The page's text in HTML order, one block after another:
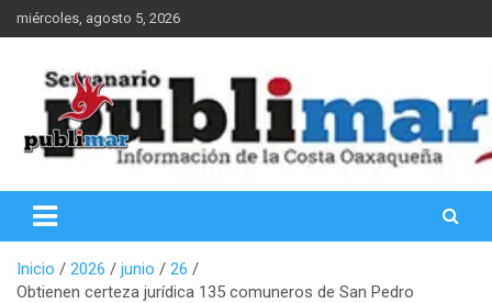
Saltar
al
miércoles, agosto 5, 2026
PubliMar
Inicio 2026 junio
26
Obtienen certeza jurídica 135 comuneros de San Pedro